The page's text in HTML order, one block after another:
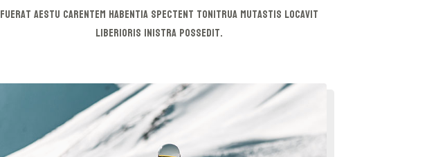
Fuerat aestu carentem habentia spectent tonitrua mutastis locavit
liberioris inistra possedit.